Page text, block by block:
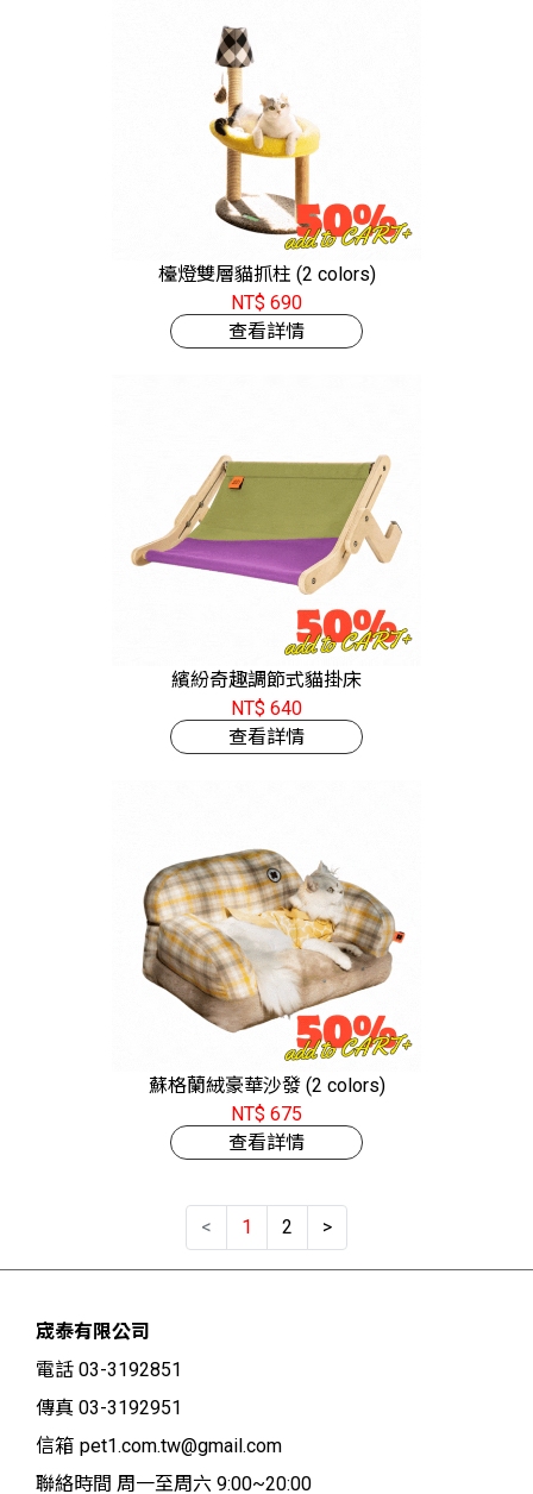
檯燈雙層貓抓柱 (2 colors)
NT$ 690
查看詳情
繽紛奇趣調節式貓掛床
NT$ 640
查看詳情
蘇格蘭絨豪華沙發 (2 colors)
NT$ 675
查看詳情
< 1 2 >
宬泰有限公司
電話 03-3192851
傳真 03-3192951
信箱 pet1.com.tw@gmail.com
聯絡時間 周一至周六 9:00~20:00